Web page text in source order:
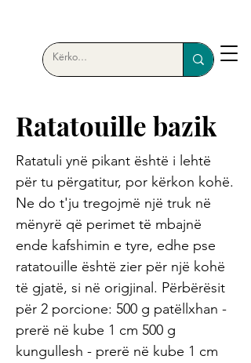
Ratatouille bazik
Ratatuli ynë pikant është i lehtë
për tu përgatitur, por kërkon kohë.
Ne do t'ju tregojmë një truk në
mënyrë që perimet të mbajnë
ende kafshimin e tyre, edhe pse
ratatouille është zier për një kohë
të gjatë, si në origjinal. Përbërësit
për 2 porcione: 500 g patëllxhan -
prerë në kube 1 cm 500 g
kungullesh - prerë në kube 1 cm